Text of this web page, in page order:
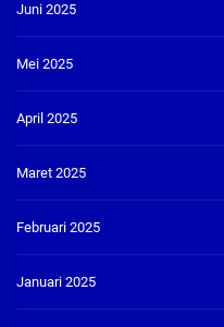
Juni 2025
Mei 2025
April 2025
Maret 2025
Februari 2025
Januari 2025